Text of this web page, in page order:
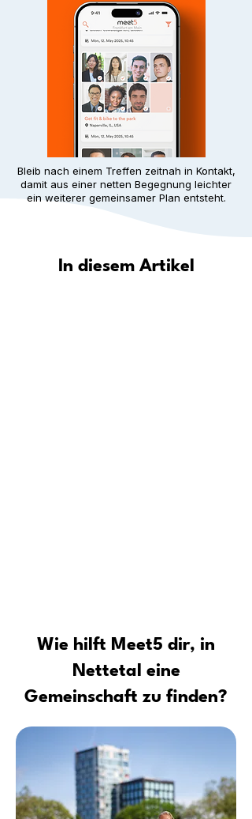
Bleib nach einem Treffen zeitnah in Kontakt,
damit aus einer netten Begegnung leichter
ein weiterer gemeinsamer Plan entsteht.
In diesem Artikel
Wie hilft Meet5 dir, in
Nettetal eine
Gemeinschaft zu finden?